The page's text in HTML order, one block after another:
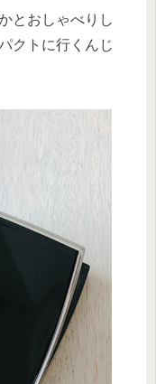
とおしゃべりし
クトに行くんじ